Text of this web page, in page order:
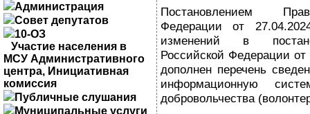
Администрация
Совет депутатов
10-ОЗ
Участие населения в
МСУ Административного
центра, Инициативная
комиссия
Публичные слушания
Муниципальные услуги
Постановлением
Федерации от
изменений в
Российской Федерации
дополнен перечень
информационную
добровольчества